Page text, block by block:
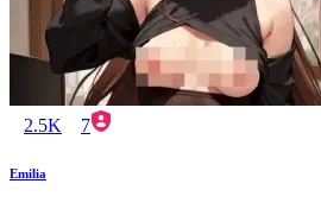
2.5K 7
Emilia